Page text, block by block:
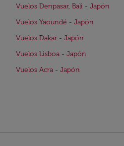
Vuelos Denpasar, Bali - Japón
Vuelos Yaoundé - Japón
Vuelos Dakar - Japón
Vuelos Lisboa - Japón
Vuelos Acra - Japón